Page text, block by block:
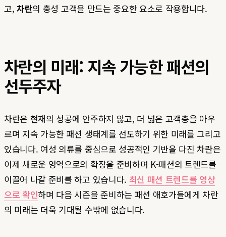
고,차란의 충성 고객을 만드는 중요한 요소로 작용합니다.
차란의 미래: 지속 가능한 패션의
선두주자
차란은 현재의 성공에 안주하지 않고, 더 넓은 고객층을 아우
르며 지속 가능한 패션 생태계를 선도하기 위한 미래를 그리고
있습니다. 여성 의류를 중심으로 성공적인 기반을 다진 차란은
이제 새로운 영역으로의 확장을 준비하며 K-패션의 트렌드를
이끌어 나갈 준비를 하고 있습니다. 최신 패션 트렌드를 영상
으로 확인하며 다음 시즌을 준비하는 패션 애호가들에게 차란
의 미래는 더욱 기대될 수밖에 없습니다.